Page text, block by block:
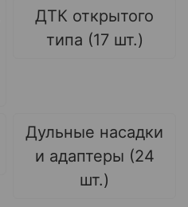
ДТК открытого
типа (17 шт.)
Дульные насадки
и адаптеры (24
шт.)